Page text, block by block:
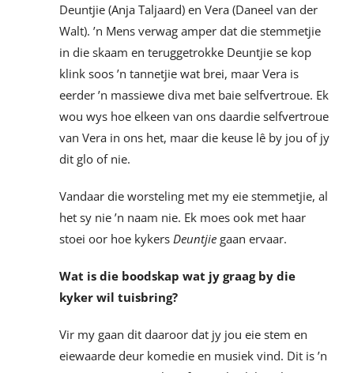
Deuntjie (Anja Taljaard) en Vera (Daneel van der
Walt). ’n Mens verwag amper dat die stemmetjie
in die skaam en teruggetrokke Deuntjie se kop
klink soos ’n tannetjie wat brei, maar Vera is
eerder ’n massiewe diva met baie selfvertroue. Ek
wou wys hoe elkeen van ons daardie selfvertroue
van Vera in ons het, maar die keuse lê by jou of jy
dit glo of nie.
Vandaar die worsteling met my eie stemmetjie, al
het sy nie ’n naam nie. Ek moes ook met haar
stoei oor hoe kykers Deuntjiegaan ervaar.
Wat is die boodskap wat jy graag by die
kyker wil tuisbring?
Vir my gaan dit daaroor dat jy jou eie stem en
eiewaarde deur komedie en musiek vind. Dit is ’n